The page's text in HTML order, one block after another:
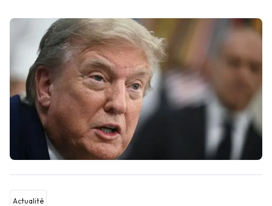
Actualité